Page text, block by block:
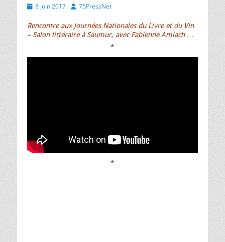
Posted8 juin 2017 Author
75PressNet
Rencontre aux Journées Nationales du Livre et du Vin
– Salon littéraire à Saumur, avec Fabienne Amiach …
*
*